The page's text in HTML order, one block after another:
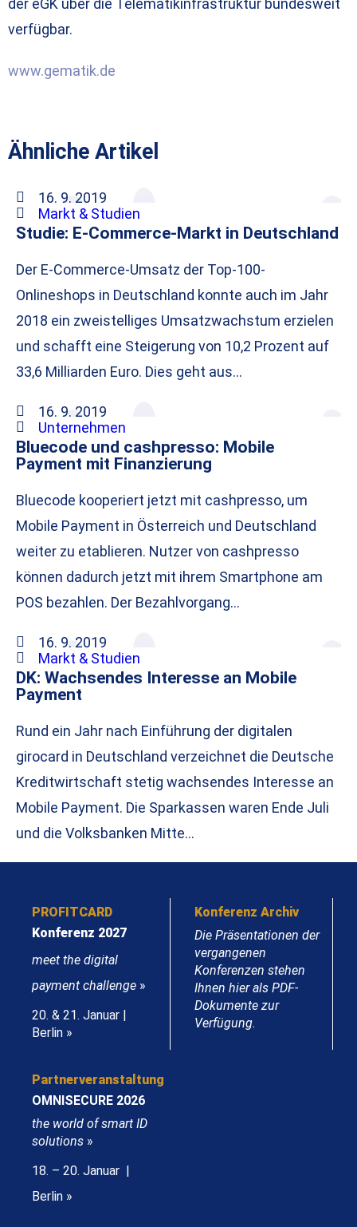
der eGK über die Telematikinfrastruktur bundesweit
verfügbar.
www.gematik.de
Ähnliche Artikel
16. 9. 2019
Markt & Studien
Studie: E-Commerce-Markt in Deutschland
Der E-Commerce-Umsatz der Top-100-
Onlineshops in Deutschland konnte auch im Jahr
2018 ein zweistelliges Umsatzwachstum erzielen
und schafft eine Steigerung von 10,2 Prozent auf
33,6 Milliarden Euro. Dies geht aus…
16. 9. 2019
Unternehmen
Bluecode und cashpresso: Mobile
Payment mit Finanzierung
Bluecode kooperiert jetzt mit cashpresso, um
Mobile Payment in Österreich und Deutschland
weiter zu etablieren. Nutzer von cashpresso
können dadurch jetzt mit ihrem Smartphone am
POS bezahlen. Der Bezahlvorgang…
16. 9. 2019
Markt & Studien
DK: Wachsendes Interesse an Mobile
Payment
Rund ein Jahr nach Einführung der digitalen
girocard in Deutschland verzeichnet die Deutsche
Kreditwirtschaft stetig wachsendes Interesse an
Mobile Payment. Die Sparkassen waren Ende Juli
und die Volksbanken Mitte…
PROFITCARD
Konferenz 2027
meet the digital
payment challenge »
20. & 21. Januar |
Berlin »
Konferenz Archiv
Die Präsentationen der
vergangenen
Konferenzen stehen
Ihnen hier als PDF-
Dokumente zur
Verfügung.
Partnerveranstaltung
OMNISECURE 2026
the world of smart ID
solutions »
18. – 20. Januar |
Berlin »